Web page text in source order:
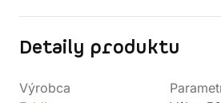
Detaily produktu
Výrobca